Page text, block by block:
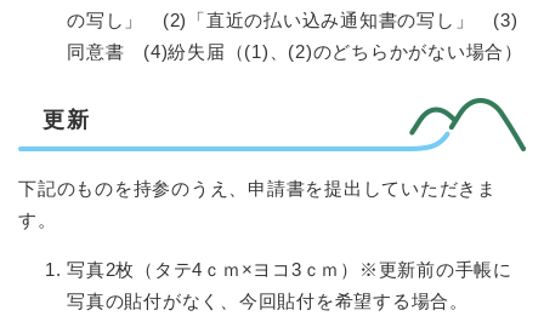
の写し」 (2)「直近の払い込み通知書の写し」 (3)
同意書 (4)紛失届（(1)、(2)のどちらかがない場合）
更新
下記のものを持参のうえ、申請書を提出していただきま
す。
写真2枚（タテ4ｃｍ×ヨコ3ｃｍ）※更新前の手帳に
写真の貼付がなく、今回貼付を希望する場合。